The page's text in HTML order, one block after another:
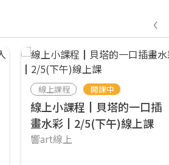
線上課程 開課中
線上小課程┃貝塔的一口插
畫水彩┃2/5(下午)線上課
響art線上
‹